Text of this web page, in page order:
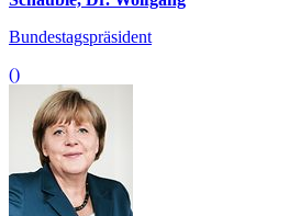
Bundestagspräsident
()